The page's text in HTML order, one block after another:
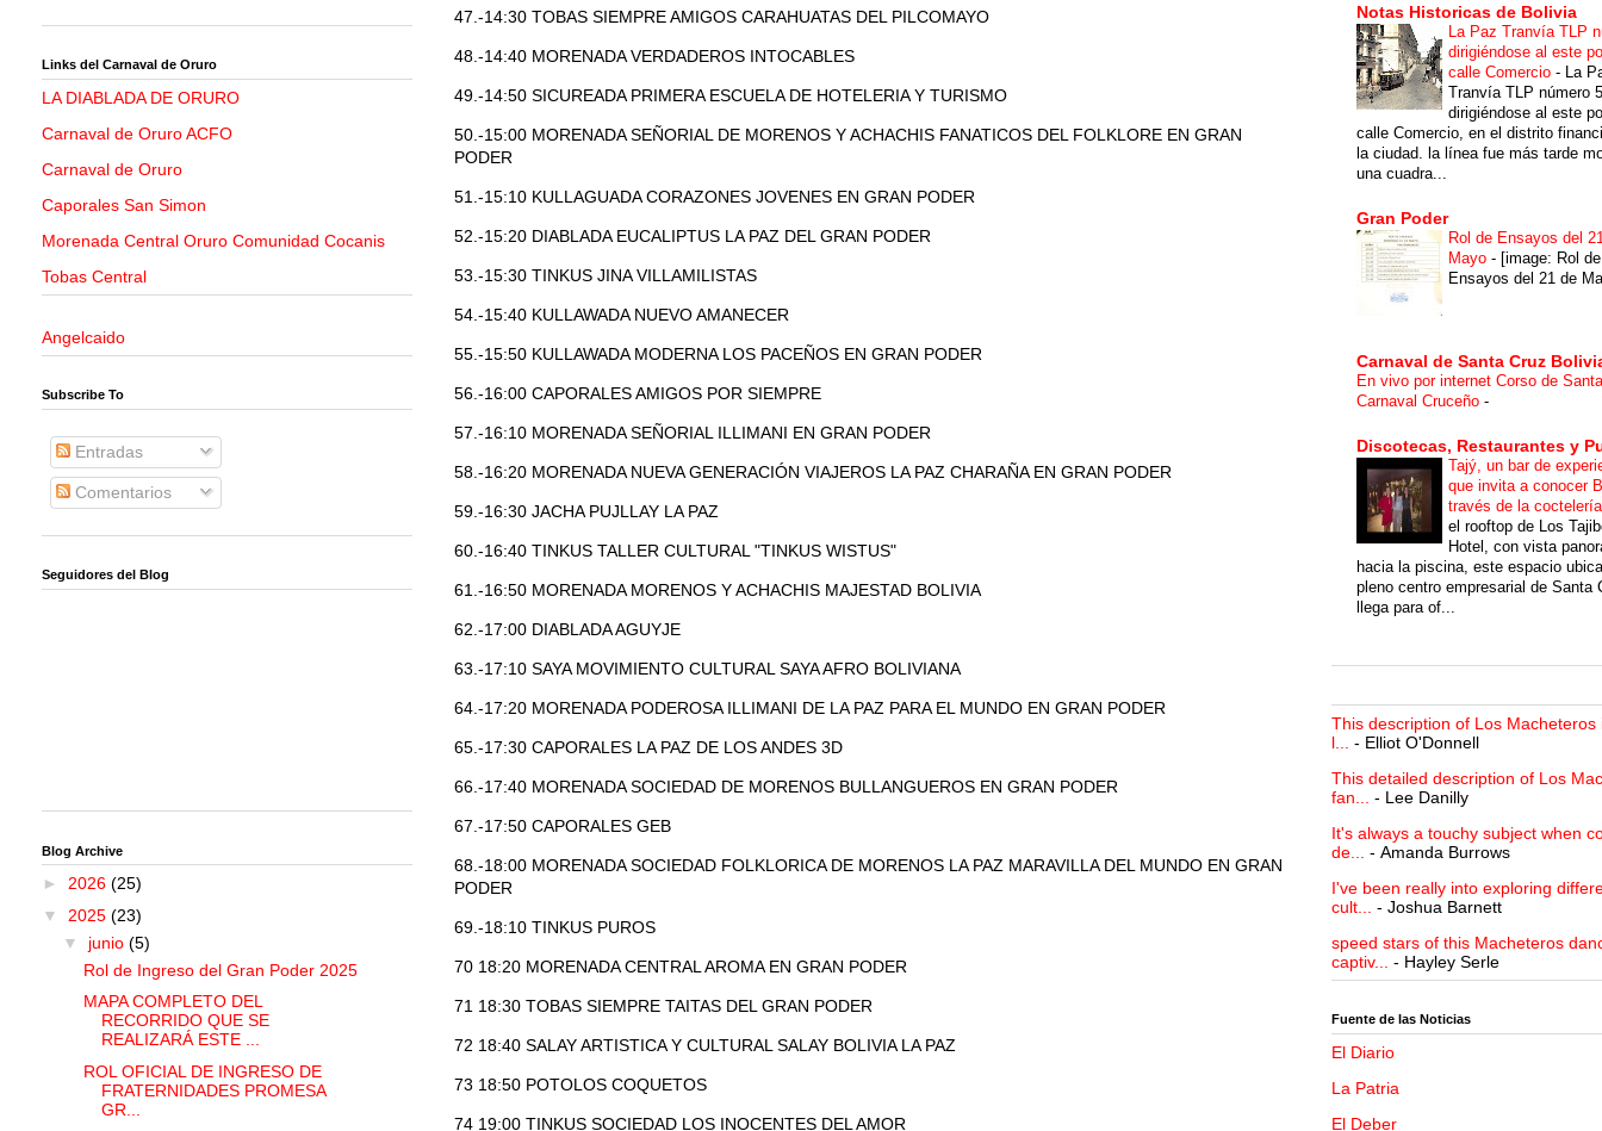
47.-14:30 TOBAS SIEMPRE AMIGOS CARAHUATAS DEL PILCOMAYO
48.-14:40 MORENADA VERDADEROS INTOCABLES
49.-14:50 SICUREADA PRIMERA ESCUELA DE HOTELERIA Y TURISMO
50.-15:00 MORENADA SEÑORIAL DE MORENOS Y ACHACHIS FANATICOS DEL FOLKLORE EN GRAN
PODER
51.-15:10 KULLAGUADA CORAZONES JOVENES EN GRAN PODER
52.-15:20 DIABLADA EUCALIPTUS LA PAZ DEL GRAN PODER
53.-15:30 TINKUS JINA VILLAMILISTAS
54.-15:40 KULLAWADA NUEVO AMANECER
55.-15:50 KULLAWADA MODERNA LOS PACEÑOS EN GRAN PODER
56.-16:00 CAPORALES AMIGOS POR SIEMPRE
57.-16:10 MORENADA SEÑORIAL ILLIMANI EN GRAN PODER
58.-16:20 MORENADA NUEVA GENERACIÓN VIAJEROS LA PAZ CHARAÑA EN GRAN PODER
59.-16:30 JACHA PUJLLAY LA PAZ
60.-16:40 TINKUS TALLER CULTURAL "TINKUS WISTUS"
61.-16:50 MORENADA MORENOS Y ACHACHIS MAJESTAD BOLIVIA
62.-17:00 DIABLADA AGUYJE
63.-17:10 SAYA MOVIMIENTO CULTURAL SAYA AFRO BOLIVIANA
64.-17:20 MORENADA PODEROSA ILLIMANI DE LA PAZ PARA EL MUNDO EN GRAN PODER
65.-17:30 CAPORALES LA PAZ DE LOS ANDES 3D
66.-17:40 MORENADA SOCIEDAD DE MORENOS BULLANGUEROS EN GRAN PODER
67.-17:50 CAPORALES GEB
68.-18:00 MORENADA SOCIEDAD FOLKLORICA DE MORENOS LA PAZ MARAVILLA DEL MUNDO EN GRAN
PODER
69.-18:10 TINKUS PUROS
70 18:20 MORENADA CENTRAL AROMA EN GRAN PODER
71 18:30 TOBAS SIEMPRE TAITAS DEL GRAN PODER
72 18:40 SALAY ARTISTICA Y CULTURAL SALAY BOLIVIA LA PAZ
73 18:50 POTOLOS COQUETOS
74 19:00 TINKUS SOCIEDAD LOS INOCENTES DEL AMOR
Links del Carnaval de Oruro
LA DIABLADA DE ORURO
Carnaval de Oruro ACFO
Carnaval de Oruro
Caporales San Simon
Morenada Central Oruro Comunidad Cocanis
Tobas Central
Angelcaido
Subscribe To
Entradas
Comentarios
Seguidores del Blog
Blog Archive
► 2026 (25)
▼ 2025 (23)
▼ junio (5)
Rol de Ingreso del Gran Poder 2025
MAPA COMPLETO DEL
RECORRIDO QUE SE
REALIZARÁ ESTE ...
ROL OFICIAL DE INGRESO DE
FRATERNIDADES PROMESA
GR...
Notas Historicas de Bolivia
La Paz Tranvía TLP
dirigiéndose al este
calle Comercio - La
Tranvía TLP número 5
dirigiéndose al este
calle Comercio, en el distrito
la ciudad. la línea fue más tarde
una cuadra...
Gran Poder
Rol de Ensayos del
Mayo - [image: Rol de
Ensayos del 21 de
Carnaval de Santa Cruz
En vivo por internet Corso de
Carnaval Cruceño -
Discotecas, Restaurantes y
Tajý, un bar de
que invita a conocer
través de la
el rooftop de Los
Hotel, con vista
hacia la piscina, este espacio
pleno centro empresarial de Santa
llega para of...
This description of Los Macheteros
l...
- Elliot O'Donnell
This detailed description of Los
fan...
- Lee Danilly
It's always a touchy subject when
de...
- Amanda Burrows
I've been really into exploring
cult...
- Joshua Barnett
speed stars of this Macheteros
captiv...
- Hayley Serle
Fuente de las Noticias
El Diario
La Patria
El Deber